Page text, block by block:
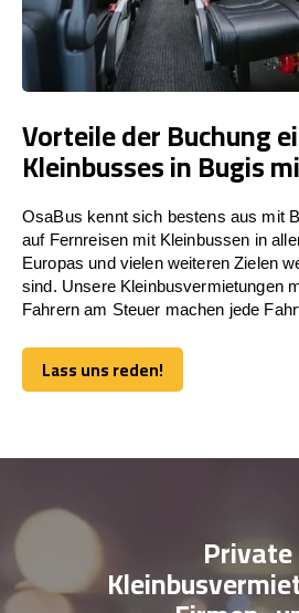
Vorteile der Buchung
Kleinbusses in Bugis
OsaBus kennt sich bestens aus mit
auf Fernreisen mit Kleinbussen in
Europas und vielen weiteren Zielen
sind. Unsere Kleinbusvermietungen
Fahrern am Steuer machen jede
Lass uns reden!
Lass uns reden!
Private